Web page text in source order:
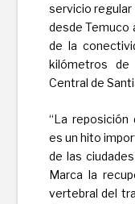
servicio regular
desde Temuco
de la
kilómetros de
Central de
“La reposición
es un hito
de las
Marca la
vertebral del